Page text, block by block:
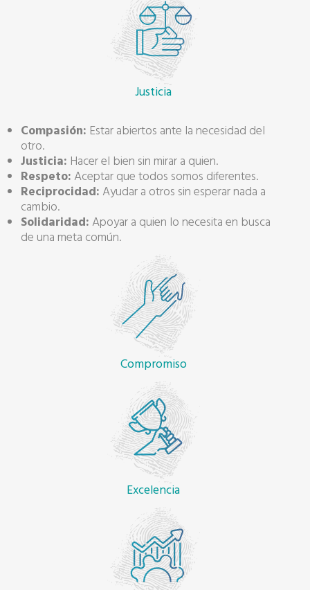
Justicia
Compasión: Estar abiertos ante la necesidad del
otro.
Justicia: Hacer el bien sin mirar a quien.
Respeto: Aceptar que todos somos diferentes.
Reciprocidad: Ayudar a otros sin esperar nada a
cambio.
Solidaridad: Apoyar a quien lo necesita en busca
de una meta común.
Compromiso
Excelencia